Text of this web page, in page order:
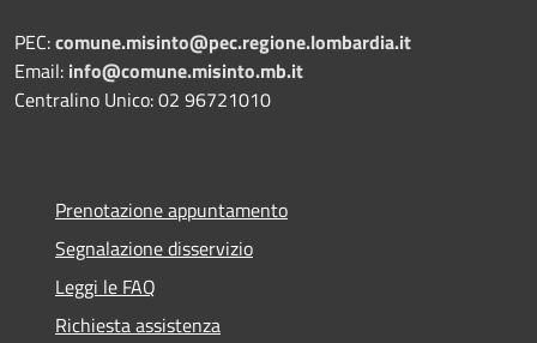
PEC:comune.misinto@pec.regione.lombardia.it
Email: info@comune.misinto.mb.it
Centralino Unico: 02 96721010
Prenotazione appuntamento
Segnalazione disservizio
Leggi le FAQ
Richiesta assistenza